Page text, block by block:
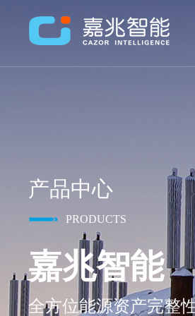
产品中心
PRODUCTS
嘉兆智能
全方位能源资产完整